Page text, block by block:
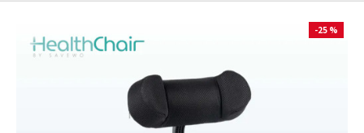
-25 %